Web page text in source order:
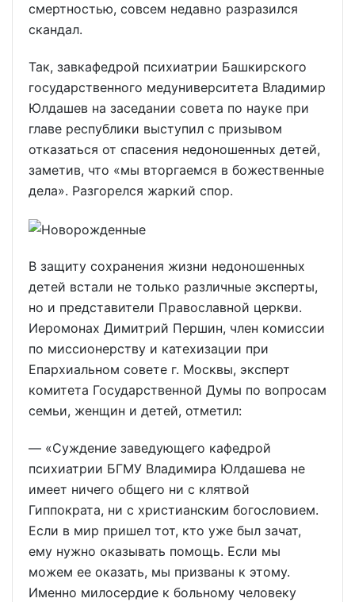
смертностью, совсем недавно разразился
скандал.
Так, завкафедрой психиатрии Башкирского
государственного медуниверситета Владимир
Юлдашев на заседании совета по науке при
главе республики выступил с призывом
отказаться от спасения недоношенных детей,
заметив, что «мы вторгаемся в божественные
дела». Разгорелся жаркий спор.
В защиту сохранения жизни недоношенных
детей встали не только различные эксперты,
но и представители Православной церкви.
Иеромонах Димитрий Першин, член комиссии
по миссионерству и катехизации при
Епархиальном совете г. Москвы, эксперт
комитета Государственной Думы по вопросам
семьи, женщин и детей, отметил:
— «Суждение заведующего кафедрой
психиатрии БГМУ Владимира Юлдашева не
имеет ничего общего ни с клятвой
Гиппократа, ни с христианским богословием.
Если в мир пришел тот, кто уже был зачат,
ему нужно оказывать помощь. Если мы
можем ее оказать, мы призваны к этому.
Именно милосердие к больному человеку